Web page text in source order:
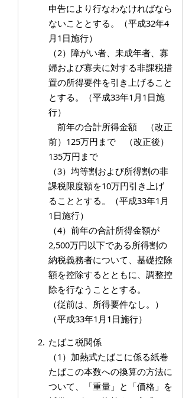
申告により行なわなければなら
ないこととする。（平成32年4
月1日施行）
（2）障がい者、未成年者、寡
婦および寡夫に対する非課税措
置の所得要件を引き上げること
とする。（平成33年1月1日施
行）
前年の合計所得金額 （改正
前）125万円まで （改正後）
135万円まで
（3）均等割および所得割の非
課税限度額を10万円引き上げ
ることとする。（平成33年1月
1日施行）
（4） 前年の合計所得金額が
2,500万円以下である所得割の
納税義務者について、基礎控除
額を控除するとともに、調整控
除を行なうこととする。
（従前は、所得要件なし。）
（平成33年1月1日施行）
たばこ税関係
（1） 加熱式たばこに係る紙巻
たばこの本数への換算の方法に
ついて、「重量」と「価格」を